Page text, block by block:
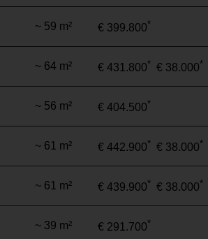
~ 59 m² € 399.800*
~ 64 m² € 431.800* € 38.000*
~ 56 m² € 404.500*
~ 61 m² € 442.900* € 38.000*
~ 61 m² € 439.900* € 38.000*
~ 39 m² € 291.700*